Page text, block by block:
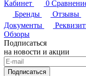
Кабинет
0
Бренды
Отзывы
Документы
Обзоры
Подписаться
на новости и акции
Подписаться